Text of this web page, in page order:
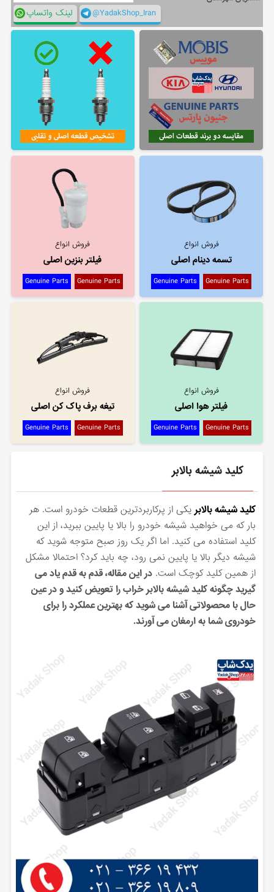
لینک واتساپ @YadakShop_Iran
فروش انواع
تسمه دینام اصلی
Genuine Parts
Genuine Parts
فروش انواع
فیلتر بنزین اصلی
Genuine Parts
Genuine Parts
فروش انواع
فیلتر هوا اصلی
Genuine Parts
Genuine Parts
فروش انواع
تیغه برف پاک کن اصلی
Genuine Parts
Genuine Parts
کلید شیشه بالابر
کلید شیشه بالابر یکی از پرکاربردترین قطعات خودرو است. هر
بار که می خواهید شیشه خودرو را بالا یا پایین ببرید، از این
کلید استفاده می کنید. اما اگر یک روز صبح متوجه شوید که
شیشه دیگر بالا یا پایین نمی رود، چه باید کرد؟ احتمالا مشکل
از همین کلید کوچک است.در این مقاله، قدم به قدم یاد می
گیرید چگونه کلید شیشه بالابر خراب را تعویض کنید و در عین
حال با محصولاتی آشنا می شوید که بهترین عملکرد را برای
خودروی شما به ارمغان می آورند.